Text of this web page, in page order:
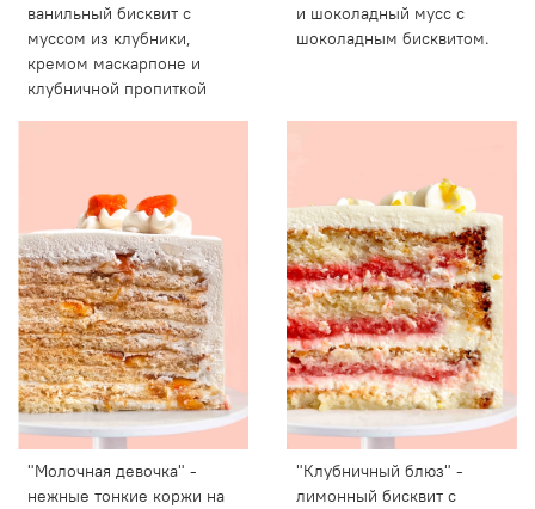
ванильный бисквит с
муссом из клубники,
кремом маскарпоне и
клубничной пропиткой
и шоколадный мусс с
шоколадным бисквитом.
"Молочная девочка" -
нежные тонкие коржи на
"Клубничный блюз" -
лимонный бисквит с